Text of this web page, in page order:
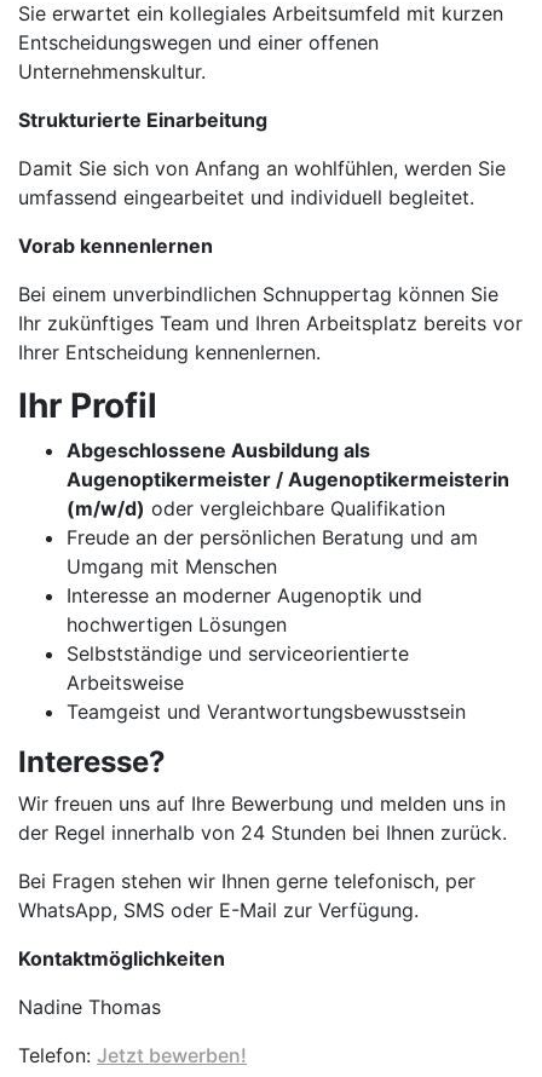
Sie erwartet ein kollegiales Arbeitsumfeld mit kurzen
Entscheidungswegen und einer offenen
Unternehmenskultur.
Strukturierte Einarbeitung
Damit Sie sich von Anfang an wohlfühlen, werden Sie
umfassend eingearbeitet und individuell begleitet.
Vorab kennenlernen
Bei einem unverbindlichen Schnuppertag können Sie
Ihr zukünftiges Team und Ihren Arbeitsplatz bereits vor
Ihrer Entscheidung kennenlernen.
Ihr Profil
Abgeschlossene Ausbildung als
Augenoptikermeister / Augenoptikermeisterin
(m/w/d) oder vergleichbare Qualifikation
Freude an der persönlichen Beratung und am
Umgang mit Menschen
Interesse an moderner Augenoptik und
hochwertigen Lösungen
Selbstständige und serviceorientierte
Arbeitsweise
Teamgeist und Verantwortungsbewusstsein
Interesse?
Wir freuen uns auf Ihre Bewerbung und melden uns in
der Regel innerhalb von 24 Stunden bei Ihnen zurück.
Bei Fragen stehen wir Ihnen gerne telefonisch, per
WhatsApp, SMS oder E-Mail zur Verfügung.
Kontaktmöglichkeiten
Nadine Thomas
Telefon: Jetzt bewerben!